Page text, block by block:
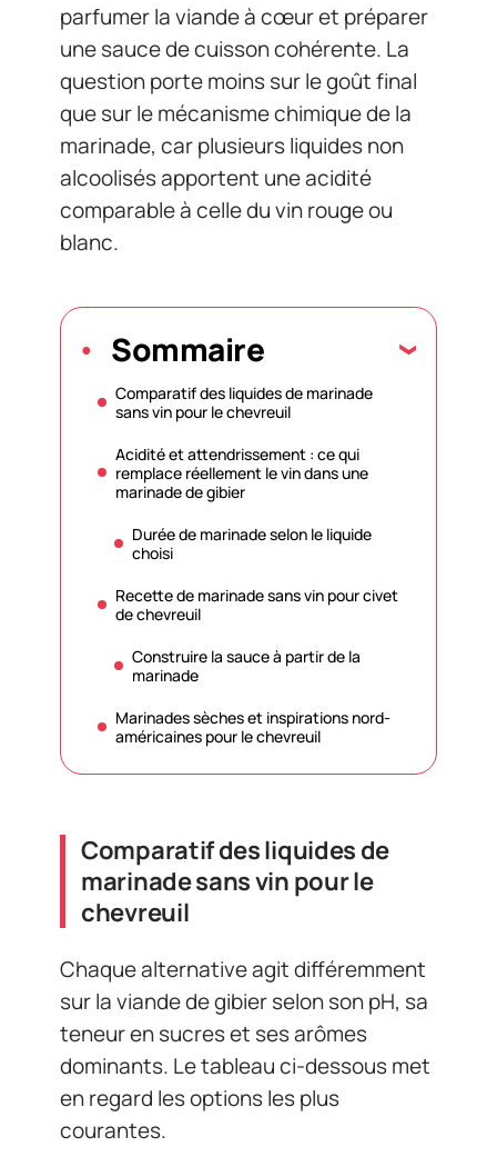
parfumer la viande à cœur et préparer
une sauce de cuisson cohérente. La
question porte moins sur le goût final
que sur le mécanisme chimique de la
marinade, car plusieurs liquides non
alcoolisés apportent une acidité
comparable à celle du vin rouge ou
blanc.
Sommaire
Comparatif des liquides de marinade
sans vin pour le chevreuil
Acidité et attendrissement : ce qui
remplace réellement le vin dans une
marinade de gibier
Durée de marinade selon le liquide
choisi
Recette de marinade sans vin pour civet
de chevreuil
Construire la sauce à partir de la
marinade
Marinades sèches et inspirations nord-
américaines pour le chevreuil
Comparatif des liquides de
marinade sans vin pour le
chevreuil
Chaque alternative agit différemment
sur la viande de gibier selon son pH, sa
teneur en sucres et ses arômes
dominants. Le tableau ci-dessous met
en regard les options les plus
courantes.